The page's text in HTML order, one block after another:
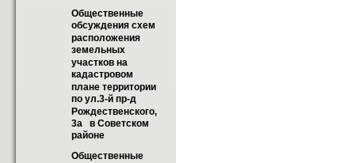
Общественные
обсуждения схем
расположения
земельных
участков на
кадастровом
плане территории
по ул.3-й пр-д
Рождественского,
3а   в Советском
районе
Общественные